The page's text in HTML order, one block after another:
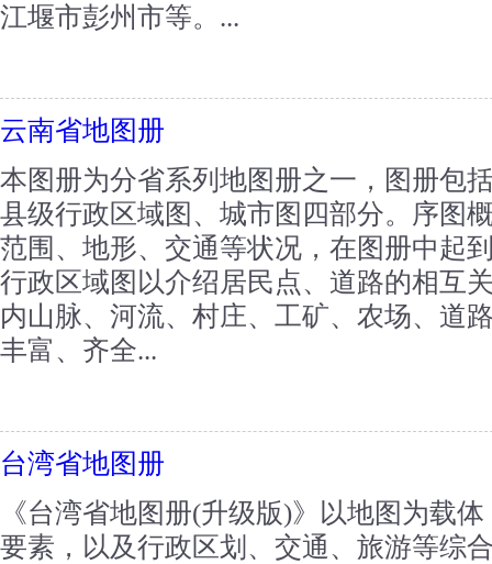
江堰市彭州市等。...
云南省地图册
本图册为分省系列地图册之一，图册包
县级行政区域图、城市图四部分。序图
范围、地形、交通等状况，在图册中起
行政区域图以介绍居民点、道路的相互
内山脉、河流、村庄、工矿、农场、道
丰富、齐全...
台湾省地图册
《台湾省地图册(升级版)》以地图为载
要素，以及行政区划、交通、旅游等综